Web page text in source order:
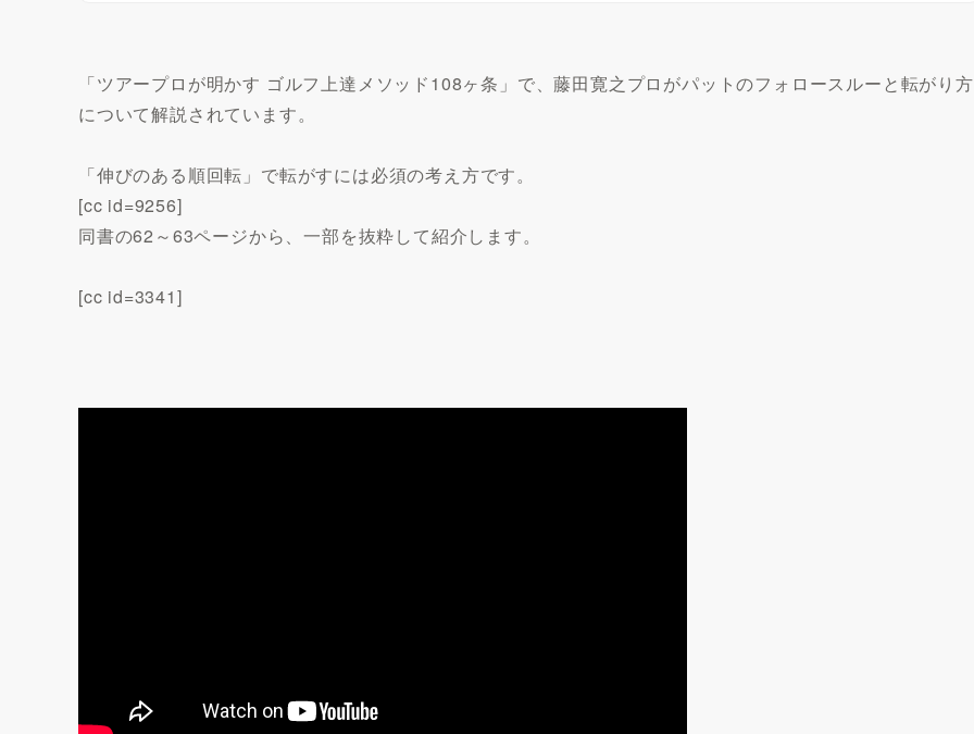
「ツアープロが明かす ゴルフ上達メソッド108ヶ条」で、藤田寛之プロがパットのフォロースルーと転がり方
について解説されています。
「伸びのある順回転」で転がすには必須の考え方です。
[cc id=9256]
同書の62～63ページから、一部を抜粋して紹介します。
[cc id=3341]